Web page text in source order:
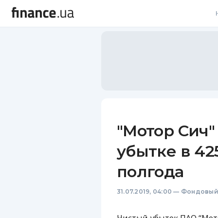
"Мотор Сич"
убытке в
полгода
31.07.2019, 04:00 —